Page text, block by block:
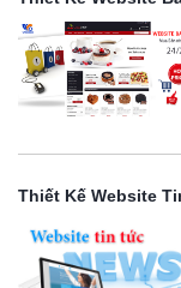
Thiết Kế Website